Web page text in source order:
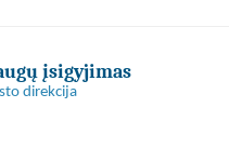
įsigyjimas
direkcija